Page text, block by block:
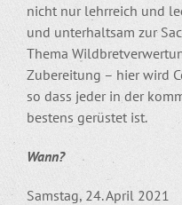
nicht nur lehrreich und
und unterhaltsam zur
Thema
Zubereitung – hier wird
so dass jeder in der
bestens gerüstet ist.
Wann?
Samstag, 24. April 2021